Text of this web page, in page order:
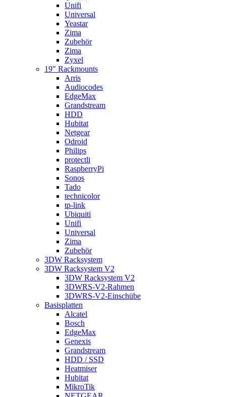
Unifi
Universal
Yeastar
Zima
Zubehör
Zima
Zyxel
19″ Rackmounts
Arris
Audiocodes
EdgeMax
Grandstream
HDD
Hubitat
Netgear
Odroid
Philips
protectli
RaspberryPi
Sonos
Tado
technicolor
tp-link
Ubiquiti
Unifi
Universal
Zima
Zubehör
3DW Racksystem
3DW Racksystem V2
3DW Racksystem V2
3DWRS-V2-Rahmen
3DWRS-V2-Einschübe
Basisplatten
Alcatel
Bosch
EdgeMax
Genexis
Grandstream
HDD / SSD
Heatmiser
Hubitat
MikroTik